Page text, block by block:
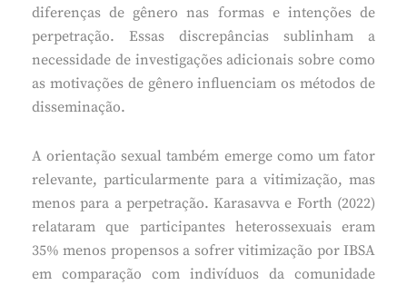
diferenças de gênero nas formas e intenções de
perpetração. Essas discrepâncias sublinham a
necessidade de investigações adicionais sobre como
as motivações de gênero influenciam os métodos de
disseminação.
A orientação sexual também emerge como um fator
relevante, particularmente para a vitimização, mas
menos para a perpetração. Karasavva e Forth (2022)
relataram que participantes heterossexuais eram
35% menos propensos a sofrer vitimização por IBSA
em comparação com indivíduos da comunidade